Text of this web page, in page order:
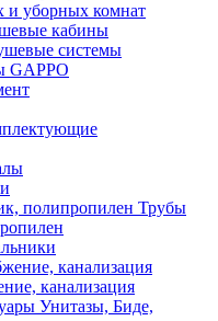
и уборных комнат
кабины
системы
GAPPO
Трубы
канализация
Унитазы, Биде,